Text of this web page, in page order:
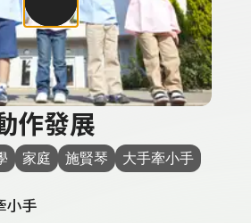
作發展
家庭 施賢琴 大手牽小手
小手